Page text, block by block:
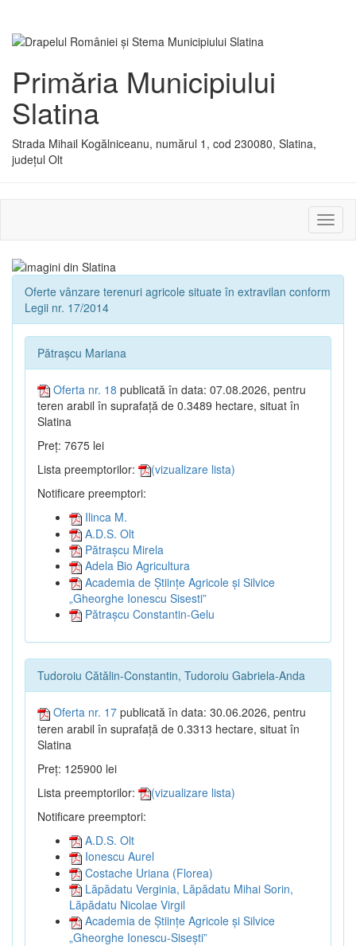
Primăria Municipiului
Slatina
Strada Mihail Kogălniceanu, numărul 1, cod 230080, Slatina,
județul Olt
sau
Oferte vânzare terenuri agricole situate în extravilan conform
Legii nr. 17/2014
Pătrașcu Mariana
Oferta nr. 18 publicată în data: 07.08.2026, pentru
teren arabil în suprafață de 0.3489 hectare, situat în
Slatina
Preț: 7675 lei
Lista preemptorilor:
(vizualizare lista)
Notificare preemptori:
Ilinca M.
A.D.S. Olt
Pătrașcu Mirela
Adela Bio Agricultura
Academia de Științe Agricole și Silvice
„Gheorghe Ionescu Sisesti”
Pătrașcu Constantin-Gelu
Tudoroiu Cătălin-Constantin, Tudoroiu Gabriela-Anda
Oferta nr. 17 publicată în data: 30.06.2026, pentru
teren arabil în suprafață de 0.3313 hectare, situat în
Slatina
Preț: 125900 lei
Lista preemptorilor:
(vizualizare lista)
Notificare preemptori:
A.D.S. Olt
Ionescu Aurel
Costache Uriana (Florea)
Lăpădatu Verginia, Lăpădatu Mihai Sorin,
Lăpădatu Nicolae Virgil
Academia de Științe Agricole și Silvice
„Gheorghe Ionescu-Sisești”